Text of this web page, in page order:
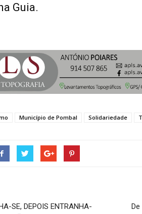
Guia.
Município de Pombal Solidariedade
SE, DEPOIS ENTRANHA-